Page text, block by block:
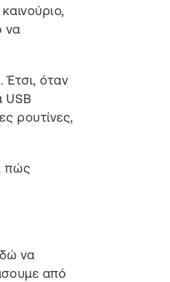
να
Έτσι, όταν
USB
ρουτίνες,
πώς
να
από